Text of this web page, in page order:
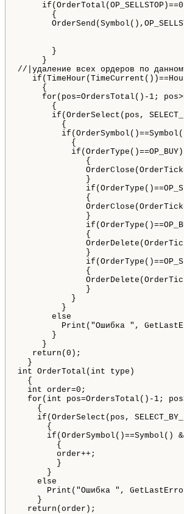
       {
       }
     }
//|удаление всех
     {
for(pos=OrdersTotal()-1;
       {
if(OrderSelect(pos,
         {
           {
           if(OrderType()==OP_BUY)
              {
              }
              {
              }
              {
              }
              {
              }
           }
         }
       else
Print("Ошибка ",
       }
     }
   return(0);
  }
int OrderTotal(int type)
  {
  int order=0;
for(int pos=OrdersTotal()-1;
    {
if(OrderSelect(pos,
      {
if(OrderSymbol()==Symbol()
        {
        order++;
        }
      }
    else
Print("Ошибка ",
    }
  return(order);